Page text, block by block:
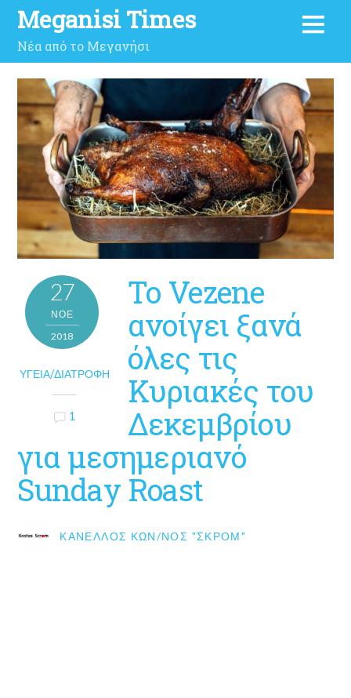
Meganisi Times
Νέα από το Μεγανήσι
27
ΝΟΈ
2018
ΥΓΕΊΑ/ΔΙΑΤΡΟΦΉ
1
Το Vezene
ανοίγει ξανά
όλες τις
Κυριακές του
Δεκεμβρίου
για μεσημεριανό
Sunday Roast
ΚΑΝΈΛΛΟΣ ΚΩΝ/ΝΟΣ "ΣΚΡΟΜ"